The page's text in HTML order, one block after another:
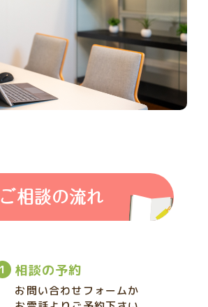
ご相談の流れ
相談の予約
お問い合わせフォームか